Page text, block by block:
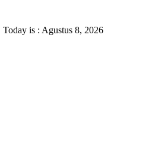
is : Agustus 8, 2026